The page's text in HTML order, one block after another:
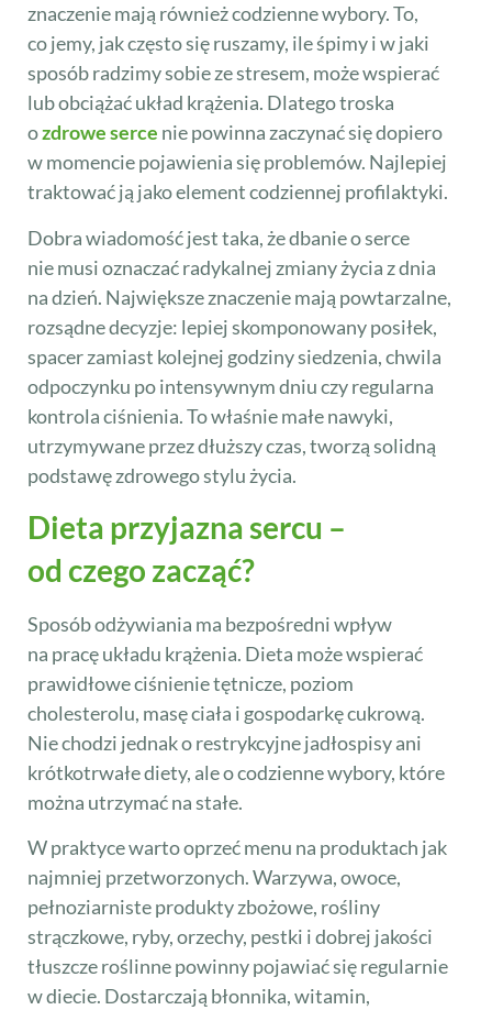
znaczenie mają również codzienne wybory. To,
co jemy, jak często się ruszamy, ile śpimy i w jaki
sposób radzimy sobie ze stresem, może wspierać
lub obciążać układ krążenia. Dlatego troska
ozdrowe serce nie powinna zaczynać się dopiero
w momencie pojawienia się problemów. Najlepiej
traktować ją jako element codziennej profilaktyki.
Dobra wiadomość jest taka, że dbanie o serce
nie musi oznaczać radykalnej zmiany życia z dnia
na dzień. Największe znaczenie mają powtarzalne,
rozsądne decyzje: lepiej skomponowany posiłek,
spacer zamiast kolejnej godziny siedzenia, chwila
odpoczynku po intensywnym dniu czy regularna
kontrola ciśnienia. To właśnie małe nawyki,
utrzymywane przez dłuższy czas, tworzą solidną
podstawę zdrowego stylu życia.
Dieta przyjazna sercu –
od czego zacząć?
Sposób odżywiania ma bezpośredni wpływ
na pracę układu krążenia. Dieta może wspierać
prawidłowe ciśnienie tętnicze, poziom
cholesterolu, masę ciała i gospodarkę cukrową.
Nie chodzi jednak o restrykcyjne jadłospisy ani
krótkotrwałe diety, ale o codzienne wybory, które
można utrzymać na stałe.
W praktyce warto oprzeć menu na produktach jak
najmniej przetworzonych. Warzywa, owoce,
pełnoziarniste produkty zbożowe, rośliny
strączkowe, ryby, orzechy, pestki i dobrej jakości
tłuszcze roślinne powinny pojawiać się regularnie
w diecie. Dostarczają błonnika, witamin,